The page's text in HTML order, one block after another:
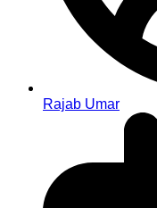
Rajab Umar